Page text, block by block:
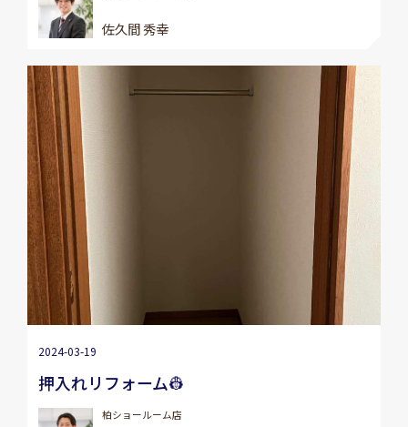
佐久間 秀幸
2024-03-19
押入れリフォーム👷
柏ショールーム店